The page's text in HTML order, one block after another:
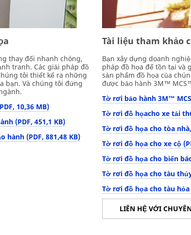
thay đổi nhanh chóng,
tranh. Các giải pháp đồ
tôi thiết kế ra những
bạn. Và chúng tôi đứng
10,36 MB)
(PDF, 451,1 KB)
(PDF, 881,48 KB)
Tài liệu tham khảo
Bạn xây dựng doanh
pháp đồ họa để tồn tại và
sản phẩm đồ họa của
được bảo hành 3M™
Tờ rơi bảo hành 3M™
Tờ rơi đồ họacho xe tải
Tờ rơi đồ họa cho tòa
Tờ rơi đồ họa cho xe cộ
Tờ rơi đồ họa cho biển
Tờ rơi đồ họa cho tàu
Tờ rơi đồ họa cho tàu hỏa
LIÊN HỆ VỚI